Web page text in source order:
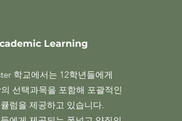
Learning
학교에서는 12학년들에게
선택과목을 포함해 포괄적인
럼을 제공하고 있습니다.